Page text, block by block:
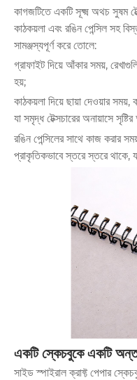
কাগজটিতে একটি সূক্ষ্ম অথচ সুষম
কাঠকয়লা এবং রঙিন পেন্সিল সহ
সামঞ্জস্যপূর্ণ করে তোলে:
গ্রাফাইট দিয়ে আঁকার সময়,
হয়;
কাঠকয়লা দিয়ে ছায়া দেওয়ার
যা সমৃদ্ধ টেক্সচারের অনায়াসে
রঙিন পেন্সিলের সাথে কাজ করার
প্রাকৃতিকভাবে স্তরে স্তরে থাকে,
একটি স্কেচবুকে একটি
সাইড স্পাইরাল ক্রাফ্ট পেপার